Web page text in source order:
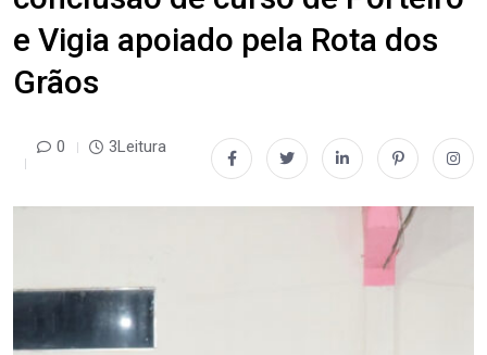
e Vigia apoiado pela Rota dos
Grãos
0 3Leitura